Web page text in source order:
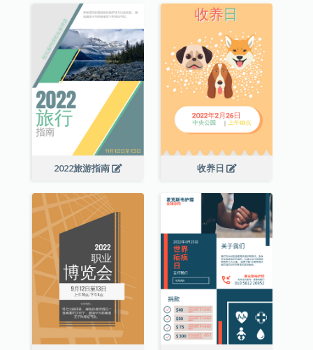
2022旅游指南 收养日